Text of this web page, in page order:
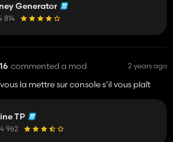
Generator
814
commented a mod 2 years ago
la mettre sur console s’il vous plaît
TP
962